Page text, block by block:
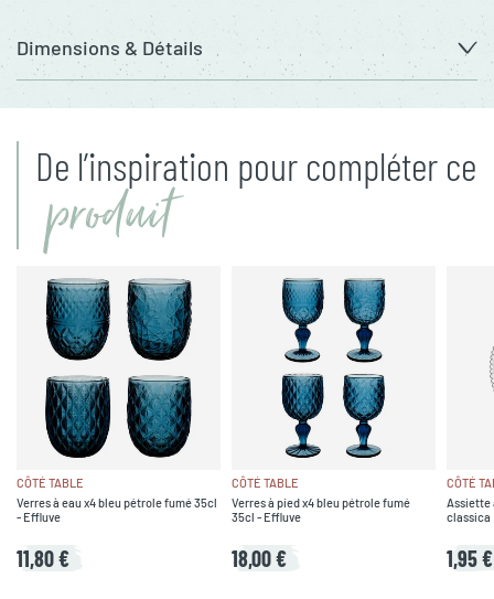
Dimensions & Détails
De l’inspiration pour compléter ce
produit
CÔTÉ TABLE
Verres à eau x4 bleu pétrole fumé 35cl
- Effluve
11,80 €
CÔTÉ TABLE
Verres à pied x4 bleu pétrole fumé
35cl - Effluve
18,00 €
CÔTÉ
Assiette
classica
1,95 €